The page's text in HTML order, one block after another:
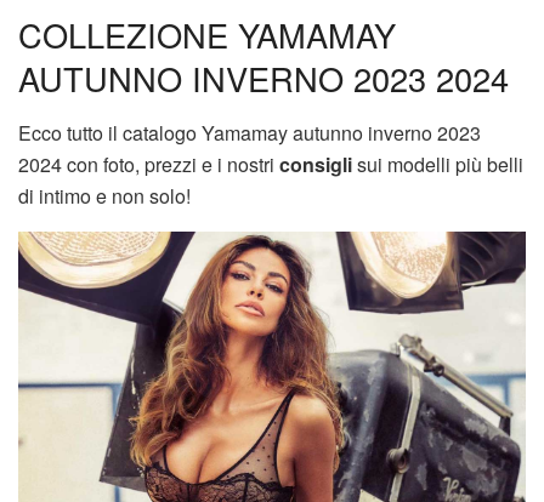
COLLEZIONE YAMAMAY
AUTUNNO INVERNO 2023 2024
Ecco tutto il catalogo Yamamay autunno inverno 2023
2024 con foto, prezzi e i nostri consiglisui modelli più belli
di intimo e non solo!